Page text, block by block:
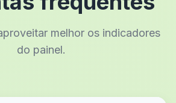
melhor os indicadores
do painel.